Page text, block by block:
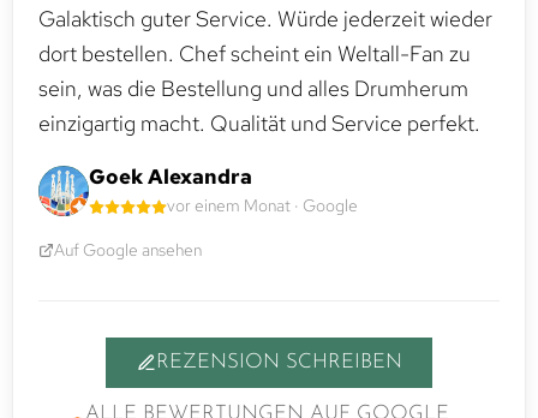
Galaktisch guter Service. Würde jederzeit wieder
dort bestellen. Chef scheint ein Weltall-Fan zu
sein, was die Bestellung und alles Drumherum
einzigartig macht. Qualität und Service perfekt.
Goek Alexandra
vor einem Monat · Google
Auf Google ansehen
REZENSION SCHREIBEN
ALLE BEWERTUNGEN AUF GOOGLE